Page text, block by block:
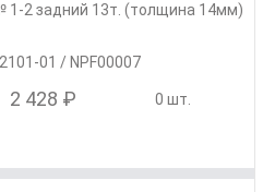
1-2 задний 13т. (толщина 14мм)
01 / NPF00007
2 428 ₽ 0 шт.